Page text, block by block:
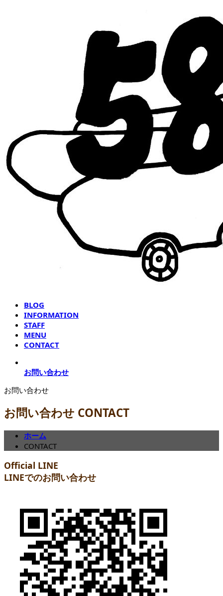
BLOG
INFORMATION
STAFF
MENU
CONTACT
お問い合わせ
お問い合わせ
お問い合わせ CONTACT
ホーム
CONTACT
Official LINE
LINEでのお問い合わせ